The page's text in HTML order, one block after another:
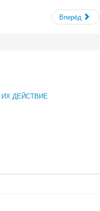
Вперёд
ДЕЙСТВИЕ